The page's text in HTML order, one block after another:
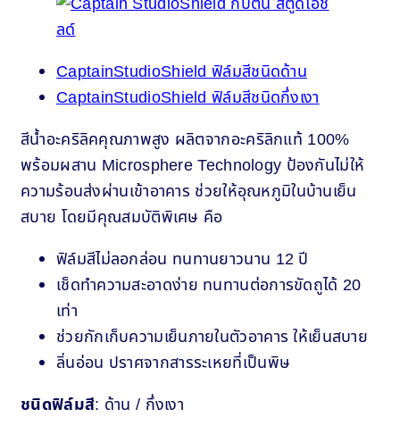
CaptainStudioShield ฟิล์มสีชนิดด้าน
CaptainStudioShield ฟิล์มสีชนิดกึ่งเงา
สีน้ำอะคริลิคคุณภาพสูง ผลิตจากอะคริลิกแท้ 100%
พร้อมผสาน Microsphere Technology ป้องกันไม่ให้
ความร้อนส่งผ่านเข้าอาคาร ช่วยให้อุณหภูมิในบ้านเย็น
สบาย โดยมีคุณสมบัติพิเศษ คือ
ฟิล์มสีไม่ลอกล่อน ทนทานยาวนาน 12 ปี
เช็ดทำความสะอาดง่าย ทนทานต่อการขัดถูได้ 20
เท่า
ช่วยกักเก็บความเย็นภายในตัวอาคาร ให้เย็นสบาย
ลิ่นอ่อน ปราศจากสารระเหยที่เป็นพิษ
ชนิดฟิล์มสี: ด้าน / กึ่งเงา